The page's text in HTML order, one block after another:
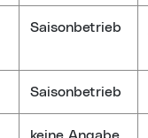
Saisonbetrieb
Saisonbetrieb